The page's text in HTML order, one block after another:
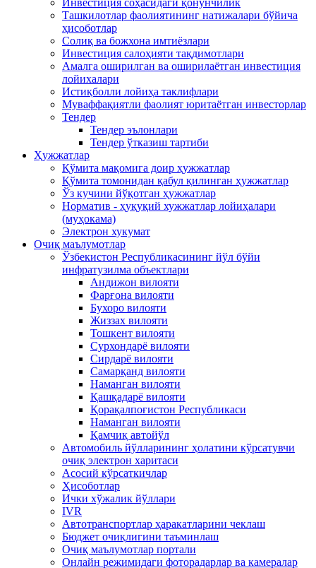
Ташкилотлар фаолиятининг натижалари бўйича
ҳисоботлар
Солиқ ва божхона имтиёзлари
Инвестиция салоҳияти тақдимотлари
Амалга оширилган ва оширилаётган инвестиция
лойихалари
Истиқболли лойиҳа таклифлари
Муваффақиятли фаолият юритаётган инвесторлар
Тендер
Тендер эълонлари
Тендер ўтказиш тартиби
Ҳужжатлар
Қўмита мақомига доир ҳужжатлар
Қўмита томонидан қабул қилинган ҳужжатлар
Ўз кучини йўқотган ҳужжатлар
Норматив - ҳуқуқий хужжатлар лойиҳалари
(муҳокама)
Электрон хукумат
Очиқ маълумотлар
Ўзбекистон Республикасининг йўл бўйи
инфратузилма объектлари
Андижон вилояти
Фарғона вилояти
Бухоро вилояти
Жиззах вилояти
Тошкент вилояти
Сурхондарё вилояти
Сирдарё вилояти
Самарқанд вилояти
Наманган вилояти
Қашқадарё вилояти
Қорақалпоғистон Республикаси
Наманган вилояти
Қамчиқ автойўл
Автомобиль йўлларининг ҳолатини кўрсатувчи
очиқ электрон харитаси
Асосий кўрсаткичлар
Ҳисоботлар
Ички хўжалик йўллари
IVR
Автотранспортлар ҳаракатларини чеклаш
Бюджет очиқлигини таъминлаш
Очиқ маълумотлар портали
Онлайн режимидаги фоторадарлар ва камералар